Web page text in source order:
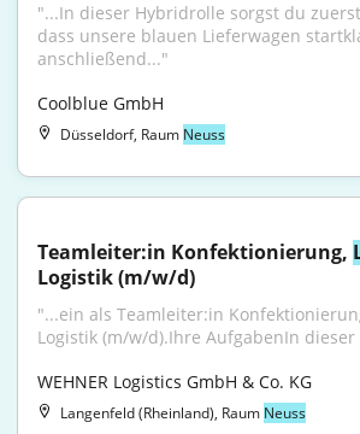
"...In dieser Hybridrolle sorgst du
dass unsere blauen Lieferwagen
anschließend..."
Coolblue GmbH
Düsseldorf, Raum Neuss
Teamleiter:in Konfektionierung,
Logistik (m/w/d)
"...ein als Teamleiter:in
Logistik (m/w/d).Ihre AufgabenIn dieser
WEHNER Logistics GmbH & Co. KG
Langenfeld (Rheinland), Raum Neuss